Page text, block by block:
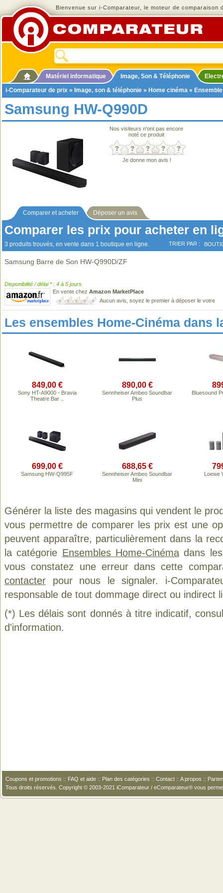
Bienvenue sur i-Comparateur, le moteur de comparaison
Matériel informatique Image, Son & Téléphonie
i-Comparateur de prix » Image, son & téléphonie » Home cinéma »
Samsung HW-Q990D
Nos visiteurs n'ont pas encore
noté ce produit
Je donne mon avis !
Comparer et acheter Déposer un avis
Comparer les prix pour acheter en
3 produits trouvés, en vente dans 1 boutique en ligne. TRIER PAR :
Samsung Barre de Son HW-Q990D/ZF
Disponibilité / délai * : 4 à 5 jours
En vente chez Amazon MarketPlace
Aucun avis, soyez le premier à déposer le votre
Les ensembles Home-Cinéma dans
849,00 €
Sony HT-A9000 - Bravia
Theatre Bar ..
890,00 €
Sennheiser Ambeo Soundbar
Plus
Bluesound
699,00 €
Samsung HW-Q995F
688,65 €
Sennheiser Ambeo Soundbar
Mini
Loewe
Générer la liste des magasins qui vendent le
vous permettre de comparer les prix est une
peuvent apparaître, particulièrement dans la
la catégorie Ensembles Home-Cinémadans les
vous constatez une erreur dans cette
contacter pour nous le signaler. i-
responsable de tout dommage direct ou indirect
(*) Les délais sont donnés à titre indicatif,
d'information.
Coupons et promotions :: FAQ et aide :: Plan des catégories :: Contact :: A propos ::
Tous droits réservés. Copyright © 2003-2021 iComparateur / eComparateur® vous